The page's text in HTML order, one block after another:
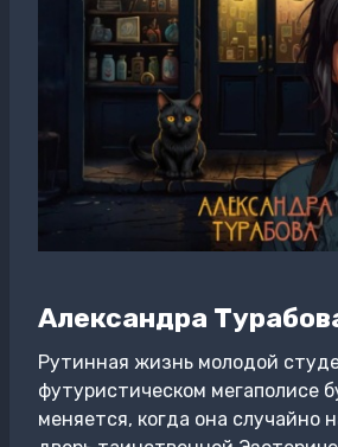
Александра
Рутинная жизнь молодой
футуристическом мегаполисе
меняется, когда она случайно